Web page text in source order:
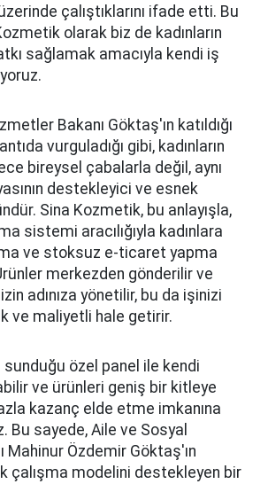
çalıştıklarını ifade etti. Bu
olarak biz de kadınların
sağlamak amacıyla kendi iş
Bakanı Göktaş'ın katıldığı
vurguladığı gibi, kadınların
bireysel çabalarla değil, aynı
destekleyici ve esnek
Sina Kozmetik, bu anlayışla,
sistemi aracılığıyla kadınlara
ve stoksuz e-ticaret yapma
merkezden gönderilir ve
adınıza yönetilir, bu da işinizi
ve maliyetli hale getirir.
özel panel ile kendi
ve ürünleri geniş bir kitleye
kazanç elde etme imkanına
Bu sayede, Aile ve Sosyal
Mahinur Özdemir Göktaş'ın
çalışma modelini destekleyen bir